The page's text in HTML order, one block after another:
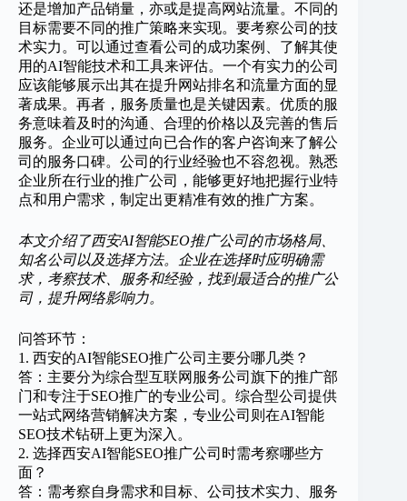
还是增加产品销量，亦或是提高网站流量。不同的
目标需要不同的推广策略来实现。要考察公司的技
术实力。可以通过查看公司的成功案例、了解其使
用的AI智能技术和工具来评估。一个有实力的公司
应该能够展示出其在提升网站排名和流量方面的显
著成果。再者，服务质量也是关键因素。优质的服
务意味着及时的沟通、合理的价格以及完善的售后
服务。企业可以通过向已合作的客户咨询来了解公
司的服务口碑。公司的行业经验也不容忽视。熟悉
企业所在行业的推广公司，能够更好地把握行业特
点和用户需求，制定出更精准有效的推广方案。
本文介绍了西安AI智能SEO推广公司的市场格局、
知名公司以及选择方法。企业在选择时应明确需
求，考察技术、服务和经验，找到最适合的推广公
司，提升网络影响力。
问答环节：
1. 西安的AI智能SEO推广公司主要分哪几类？
答：主要分为综合型互联网服务公司旗下的推广部
门和专注于SEO推广的专业公司。综合型公司提供
一站式网络营销解决方案，专业公司则在AI智能
SEO技术钻研上更为深入。
2. 选择西安AI智能SEO推广公司时需考察哪些方
面？
答：需考察自身需求和目标、公司技术实力、服务